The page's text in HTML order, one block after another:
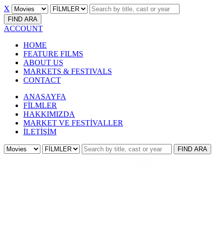
X
FIND ARA
ACCOUNT
HOME
FEATURE FILMS
ABOUT US
MARKETS & FESTIVALS
CONTACT
ANASAYFA
FİLMLER
HAKKIMIZDA
MARKET VE FESTİVALLER
İLETİŞİM
FIND ARA